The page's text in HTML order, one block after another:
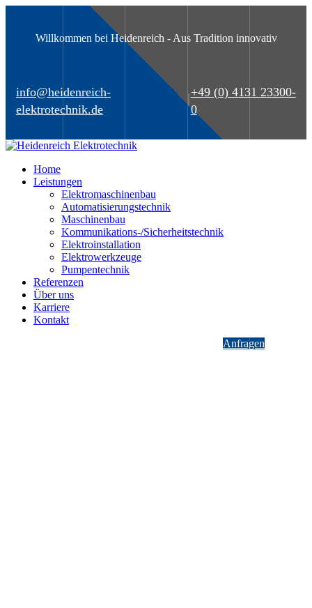
Willkommen bei Heidenreich - Aus Tradition innovativ
info@heidenreich-
elektrotechnik.de
+49 (0) 4131 23300-
0
Home
Leistungen
Elektromaschinenbau
Automatisierungstechnik
Maschinenbau
Kommunikations-/Sicherheitstechnik
Elektroinstallation
Elektrowerkzeuge
Pumpentechnik
Referenzen
Über uns
Karriere
Kontakt
Anfragen